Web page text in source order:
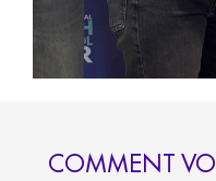
COMMENT